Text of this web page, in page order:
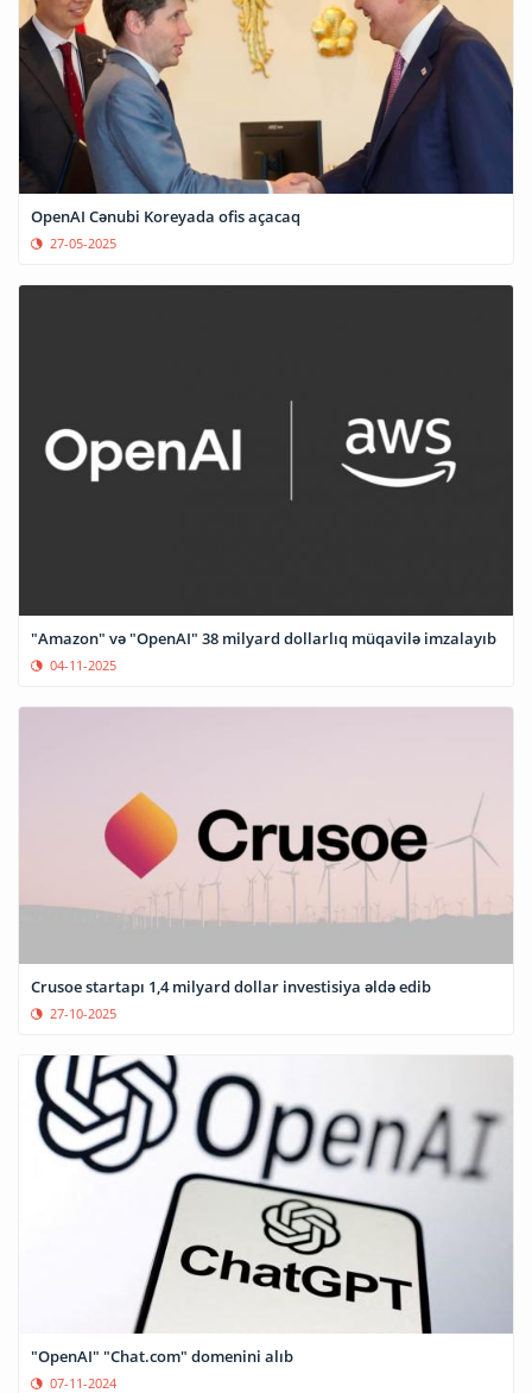
OpenAI Cənubi Koreyada ofis açacaq
27-05-2025
"Amazon" və "OpenAI" 38 milyard dollarlıq müqavilə imzalayıb
04-11-2025
Crusoe startapı 1,4 milyard dollar investisiya əldə edib
27-10-2025
"OpenAI" "Chat.com" domenini alıb
07-11-2024